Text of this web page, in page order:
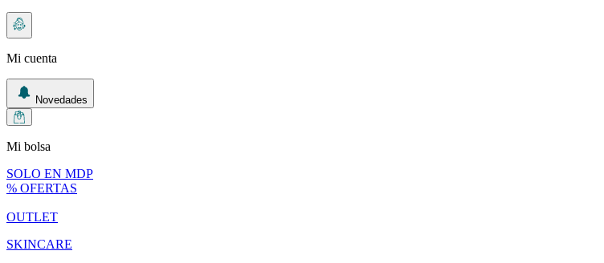
Mi cuenta
Novedades
Mi bolsa
SOLO EN MDP
% OFERTAS
OUTLET
SKINCARE